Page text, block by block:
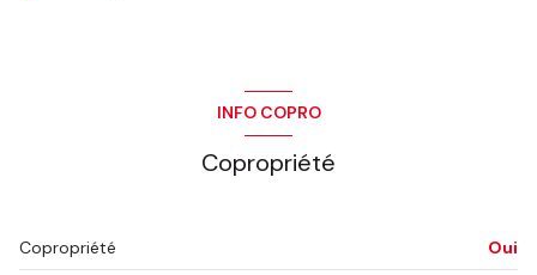
INFO COPRO
Copropriété
Copropriété Oui